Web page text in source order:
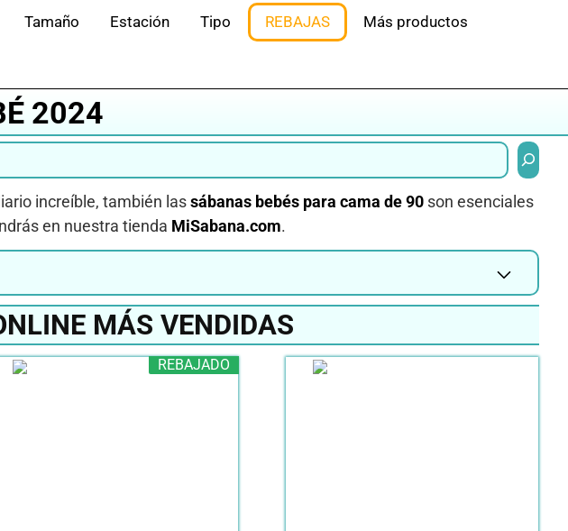
Tamaño Estación Tipo REBAJAS Más productos
2024
Buscar
increíble, también lassábanas bebés para cama de 90son esenciales
en nuestra tienda MiSabana.com.
MÁS VENDIDAS
REBAJADO